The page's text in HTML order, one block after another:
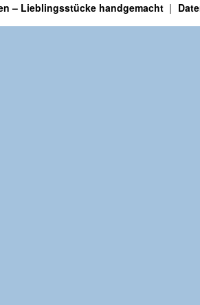
– Lieblingsstücke handgemacht